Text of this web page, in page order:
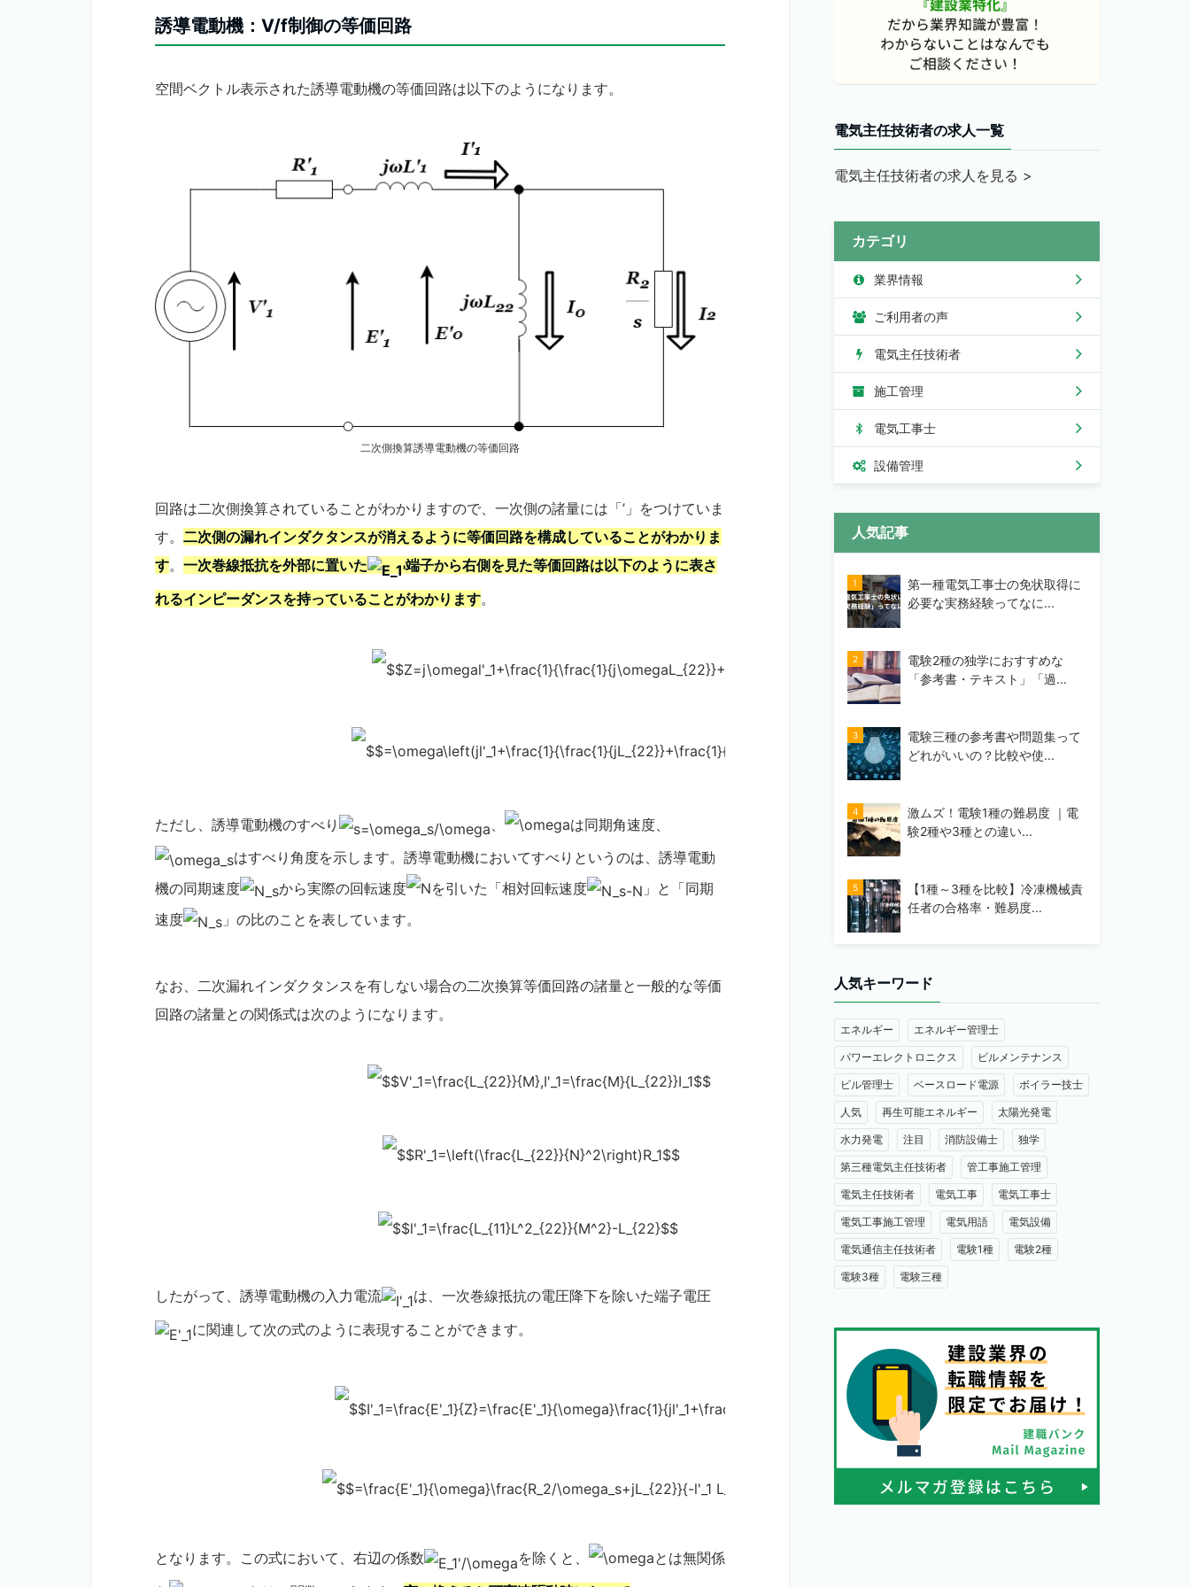
誘導電動機：V/f制御の等価回路
空間ベクトル表示された誘導電動機の等価回路は以下のようになります。
二次側換算誘導電動機の等価回路
回路は二次側換算されていることがわかりますので、一次側の諸量には「’」をつけていま
す。 二次側の漏れインダクタンスが消えるように等価回路を構成していることがわかりま
す。 一次巻線抵抗を外部に置いた
端子から右側を見た等価回路は以下のように表さ
れるインピーダンスを持っていることがわかります。
ただし、誘導電動機のすべり 、
は同期角速度、
はすべり角度を示します。誘導電動機においてすべりというのは、誘導電動
機の同期速度
から実際の回転速度 を引いた「相対回転速度
」と「同期
速度
」の比のことを表しています。
なお、二次漏れインダクタンスを有しない場合の二次換算等価回路の諸量と一般的な等価
回路の諸量との関係式は次のようになります。
したがって、誘導電動機の入力電流
は、一次巻線抵抗の電圧降下を除いた端子電圧
に関連して次の式のように表現することができます。
となります。この式において、右辺の係数 を除くと、
とは無関係
電気主任技術者の求人一覧
電気主任技術者の求人を見る >
カテゴリ
業界情報
ご利用者の声
電気主任技術者
施工管理
電気工事士
設備管理
人気記事
第一種電気工事士の免状取得に
必要な実務経験ってなに...
電験2種の独学におすすめな
「参考書・テキスト」「過...
電験三種の参考書や問題集って
どれがいいの？比較や使...
激ムズ！電験1種の難易度 ｜電
験2種や3種との違い...
【1種～3種を比較】冷凍機械責
任者の合格率・難易度...
人気キーワード
エネルギー エネルギー管理士
パワーエレクトロニクス ビルメンテナンス
ビル管理士 ベースロード電源 ボイラー技士
人気 再生可能エネルギー 太陽光発電
水力発電 注目 消防設備士 独学
第三種電気主任技術者 管工事施工管理
電気主任技術者 電気工事 電気工事士
電気工事施工管理 電気用語 電気設備
電気通信主任技術者 電験1種 電験2種
電験3種 電験三種